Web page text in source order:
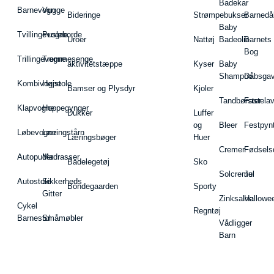
Barnevogn
Tvillingevogne
Trillingevogne
Kombivogne
Klapvogne
Løbevogne
Autopuder
Autostole
Cykel
Barnestol
Vugge
Pusleborde
Tremmesenge
Højstole
Hoppegynger
Læringstårn
Madrasser
Sikkerheds
Gitter
Småmøbler
Bideringe
Uroer
aktivitetstæppe
Bamser og Plysdyr
Dukker
Læringsbøger
Badelegetøj
Bondegaarden
Strømpebukser
Nattøj
Kyser
Kjoler
Luffer
og
Huer
Sko
Sporty
Regntøj
Badekar
Baby
Badeolie
Baby
Shampoo
Tandbørster
Bleer
Cremer
Solcreme
Zinksalve
Vådligger
Barn
Barnets
Bog
Jul